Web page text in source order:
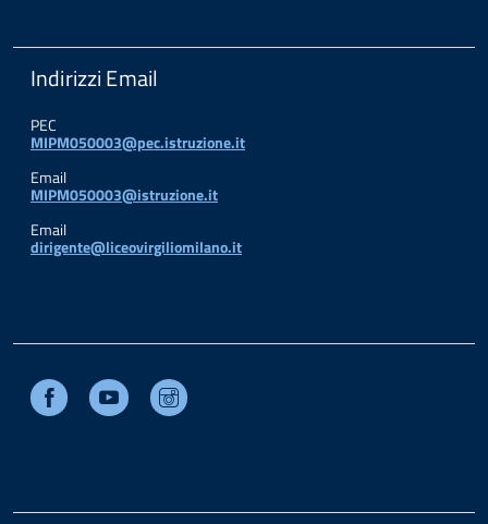
Indirizzi Email
PEC
MIPM050003@pec.istruzione.it
Email
MIPM050003@istruzione.it
Email
dirigente@liceovirgiliomilano.it
Facebook Youtube